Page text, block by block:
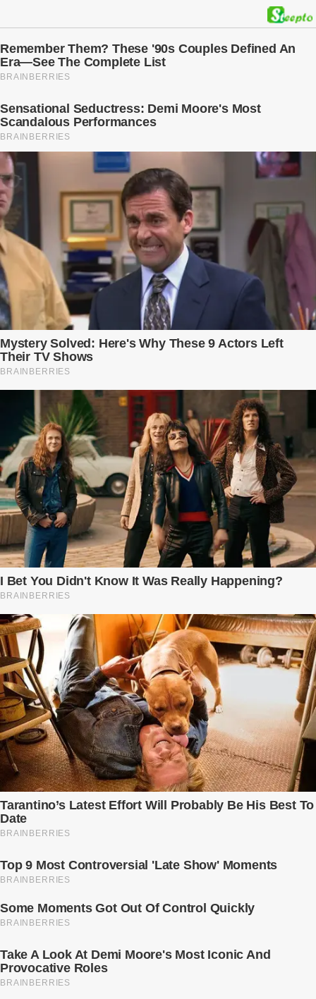
kế hoạch được chuẩn bị kỹ lưỡng để người đàn ông phản bội ấy
phải trả giá … Hà Nội, mùa thu năm 2018, cái lạnh len lỏi qua từng
khe cửa gỗ cũ kỹ. Trong một căn biệt thự sang trọng ở phố Tây Hồ,
Ngọc Anh ngồi lặng lẽ trên ghế sofa, tay đặt lên bụng – nơi hai sinh
linh bé bỏng đang lớn dần từng ngày. Cô chưa bao giờ nghĩ mình sẽ
mình. Trí – người chồng mà cô từng yêu đến mù quáng, đã không
còn là người đàn ông của ngày đầu. Thành đạt, quyền lực, nhưng
đêm không về. Và rồi, trong một bữa cơm tối vắng lặng, Trí ném
xuống bàn ly n...